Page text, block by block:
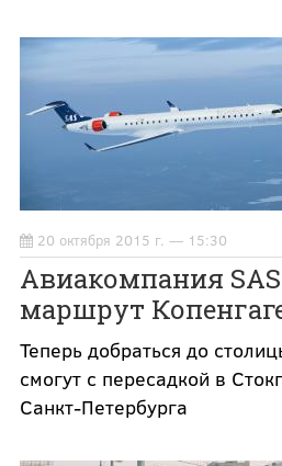
20 октября 2015 г. — 15:30
Авиакомпания
маршрут
Теперь добраться до
смогут с пересадкой в
Санкт-Петербурга